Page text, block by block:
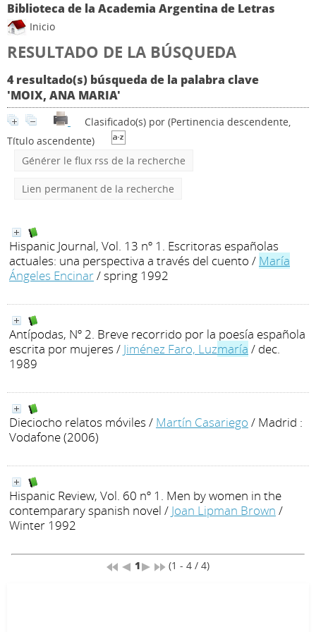
Biblioteca de la Academia Argentina de Letras
Inicio
RESULTADO DE LA BÚSQUEDA
4 resultado(s) búsqueda de la palabra clave
'MOIX, ANA MARIA'
Clasificado(s) por (Pertinencia descendente,
Título ascendente)
Générer le flux rss de la recherche
Lien permanent de la recherche
Hispanic Journal, Vol. 13 nº 1. Escritoras españolas
actuales: una perspectiva a través del cuento / María
Ángeles Encinar/ spring 1992
Antípodas, Nº 2. Breve recorrido por la poesía española
escrita por mujeres / Jiménez Faro, Luzmaría / dec.
1989
Dieciocho relatos móviles / Martín Casariego / Madrid :
Vodafone (2006)
Hispanic Review, Vol. 60 nº 1. Men by women in the
contemparary spanish novel / Joan Lipman Brown /
Winter 1992
1 (1 - 4 / 4)